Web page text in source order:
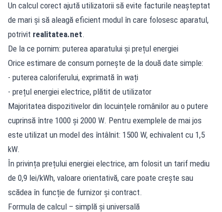
Un calcul corect ajută utilizatorii să evite facturile neașteptat
de mari și să aleagă eficient modul în care folosesc aparatul,
potrivit realitatea.net.
De la ce pornim: puterea aparatului și prețul energiei
Orice estimare de consum pornește de la două date simple:
- puterea caloriferului, exprimată în wați
- prețul energiei electrice, plătit de utilizator
Majoritatea dispozitivelor din locuințele românilor au o putere
cuprinsă între 1000 și 2000 W. Pentru exemplele de mai jos
este utilizat un model des întâlnit: 1500 W, echivalent cu 1,5
kW.
În privința prețului energiei electrice, am folosit un tarif mediu
de 0,9 lei/kWh, valoare orientativă, care poate crește sau
scădea în funcție de furnizor și contract.
Formula de calcul – simplă și universală